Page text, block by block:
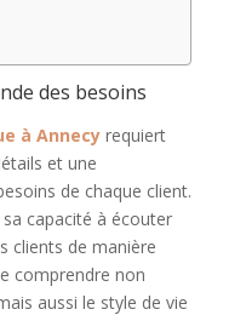
des besoins
à Annecy requiert
et une
de chaque client.
capacité à écouter
clients de manière
comprendre non
aussi le style de vie